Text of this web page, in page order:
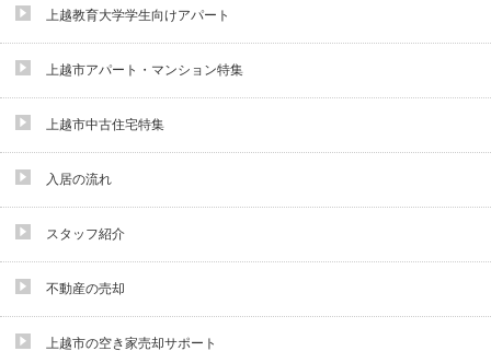
上越教育大学学生向けアパート
上越市アパート・マンション特集
上越市中古住宅特集
入居の流れ
スタッフ紹介
不動産の売却
上越市の空き家売却サポート